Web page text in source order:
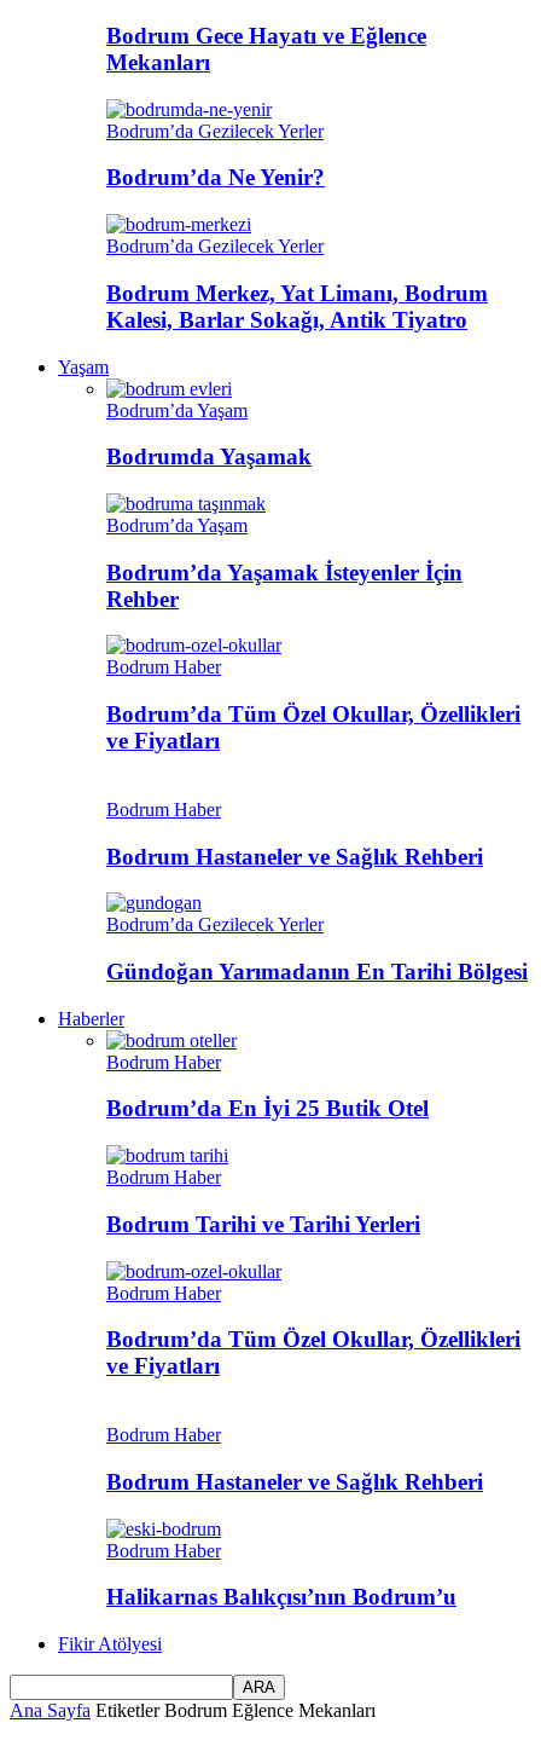
Bodrum Gece Hayatı ve Eğlence
Mekanları
Bodrum’da Gezilecek Yerler
Bodrum’da Ne Yenir?
Bodrum’da Gezilecek Yerler
Bodrum Merkez, Yat Limanı, Bodrum
Kalesi, Barlar Sokağı, Antik Tiyatro
Yaşam
Bodrum’da Yaşam
Bodrumda Yaşamak
Bodrum’da Yaşam
Bodrum’da Yaşamak İsteyenler İçin
Rehber
Bodrum Haber
Bodrum’da Tüm Özel Okullar, Özellikleri
ve Fiyatları
Bodrum Haber
Bodrum Hastaneler ve Sağlık Rehberi
Bodrum’da Gezilecek Yerler
Gündoğan Yarımadanın En Tarihi Bölgesi
Haberler
Bodrum Haber
Bodrum’da En İyi 25 Butik Otel
Bodrum Haber
Bodrum Tarihi ve Tarihi Yerleri
Bodrum Haber
Bodrum’da Tüm Özel Okullar, Özellikleri
ve Fiyatları
Bodrum Haber
Bodrum Hastaneler ve Sağlık Rehberi
Bodrum Haber
Halikarnas Balıkçısı’nın Bodrum’u
Fikir Atölyesi
Ana Sayfa Etiketler Bodrum Eğlence Mekanları